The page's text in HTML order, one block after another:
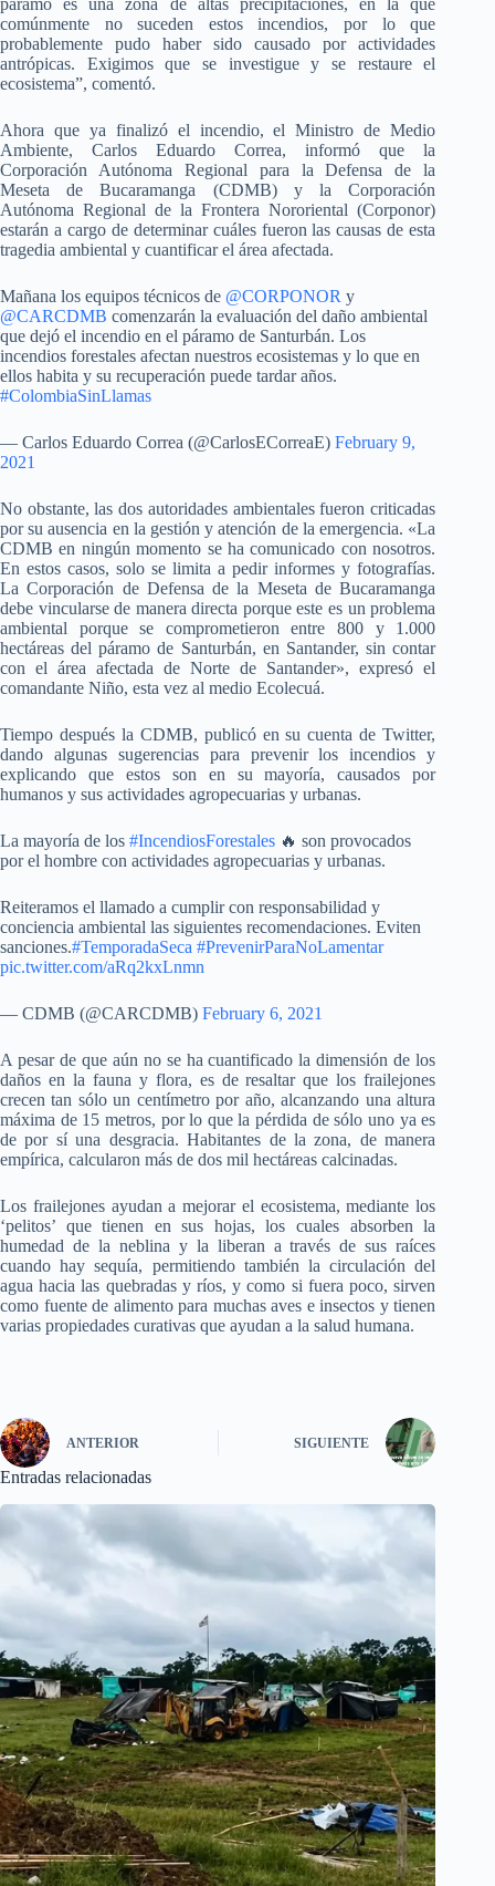
comúnmente no suceden estos incendios, por lo que
probablemente pudo haber sido causado por actividades
antrópicas. Exigimos que se investigue y se restaure el
ecosistema”, comentó.
Ahora que ya finalizó el incendio, el Ministro de Medio
Ambiente, Carlos Eduardo Correa, informó que la
Corporación Autónoma Regional para la Defensa de la
Meseta de Bucaramanga (CDMB) y la Corporación
Autónoma Regional de la Frontera Nororiental (Corponor)
estarán a cargo de determinar cuáles fueron las causas de esta
tragedia ambiental y cuantificar el área afectada.
Mañana los equipos técnicos de @CORPONOR y
@CARCDMB comenzarán la evaluación del daño ambiental
que dejó el incendio en el páramo de Santurbán. Los
incendios forestales afectan nuestros ecosistemas y lo que en
ellos habita y su recuperación puede tardar años.
#ColombiaSinLlamas
— Carlos Eduardo Correa (@CarlosECorreaE) February 9,
2021
No obstante, las dos autoridades ambientales fueron criticadas
por su ausencia en la gestión y atención de la emergencia. «La
CDMB en ningún momento se ha comunicado con nosotros.
En estos casos, solo se limita a pedir informes y fotografías.
La Corporación de Defensa de la Meseta de Bucaramanga
debe vincularse de manera directa porque este es un problema
ambiental porque se comprometieron entre 800 y 1.000
hectáreas del páramo de Santurbán, en Santander, sin contar
con el área afectada de Norte de Santander», expresó el
comandante Niño, esta vez al medio Ecolecuá.
Tiempo después la CDMB, publicó en su cuenta de Twitter,
dando algunas sugerencias para prevenir los incendios y
explicando que estos son en su mayoría, causados por
humanos y sus actividades agropecuarias y urbanas.
La mayoría de los #IncendiosForestales 🔥 son provocados
por el hombre con actividades agropecuarias y urbanas.
Reiteramos el llamado a cumplir con responsabilidad y
conciencia ambiental las siguientes recomendaciones. Eviten
sanciones.#TemporadaSeca #PrevenirParaNoLamentar
pic.twitter.com/aRq2kxLnmn
— CDMB (@CARCDMB) February 6, 2021
A pesar de que aún no se ha cuantificado la dimensión de los
daños en la fauna y flora, es de resaltar que los frailejones
crecen tan sólo un centímetro por año, alcanzando una altura
máxima de 15 metros, por lo que la pérdida de sólo uno ya es
de por sí una desgracia. Habitantes de la zona, de manera
empírica, calcularon más de dos mil hectáreas calcinadas.
Los frailejones ayudan a mejorar el ecosistema, mediante los
‘pelitos’ que tienen en sus hojas, los cuales absorben la
humedad de la neblina y la liberan a través de sus raíces
cuando hay sequía, permitiendo también la circulación del
agua hacia las quebradas y ríos, y como si fuera poco, sirven
como fuente de alimento para muchas aves e insectos y tienen
varias propiedades curativas que ayudan a la salud humana.
ANTERIOR SIGUIENTE
Entradas relacionadas